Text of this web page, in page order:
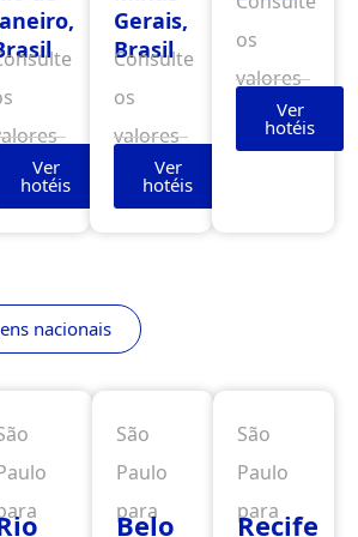
Ver
hotéis
Gerais,
Brasil
Consulte
os
valores
Ver
hotéis
os
valores
Ver
hotéis
nacionais
São
Paulo
para
Belo
São
Paulo
para
Recife